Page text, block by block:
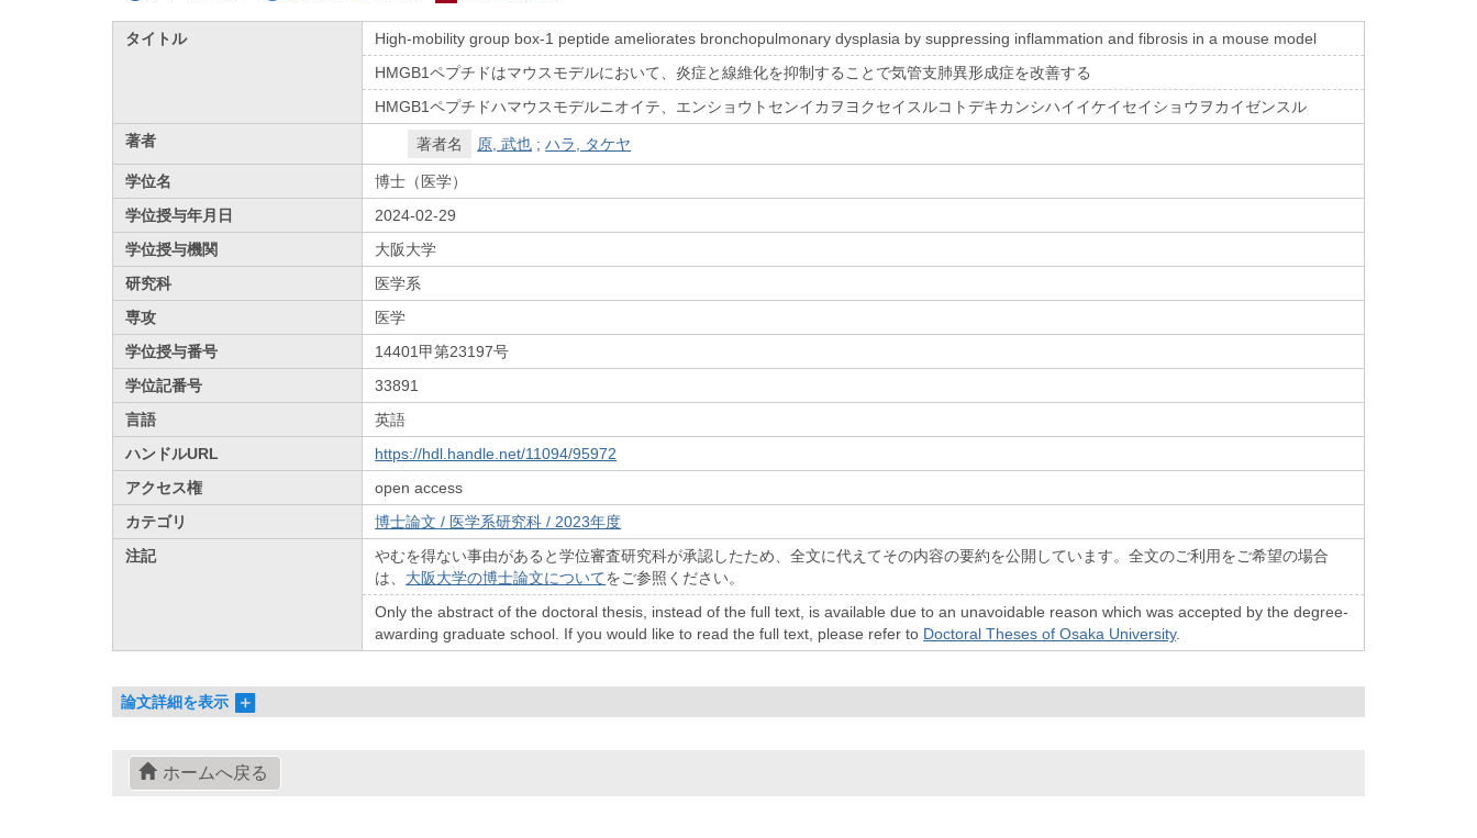
タイトル
High-mobility group box-1 peptide ameliorates bronchopulmonary dysplasia by suppressing inflammation and fibrosis in a mouse model
HMGB1ペプチドはマウスモデルにおいて、炎症と線維化を抑制することで気管支肺異形成症を改善する
HMGB1ペプチドハマウスモデルニオイテ、エンショウトセンイカヲヨクセイスルコトデキカンシハイイケイセイショウヲカイゼンスル
著者
著者名 原, 武也 ;ハラ, タケヤ
学位名
博士（医学）
学位授与年月日
2024-02-29
学位授与機関
大阪大学
研究科
医学系
専攻
医学
学位授与番号
14401甲第23197号
学位記番号
33891
言語
英語
ハンドルURL
https://hdl.handle.net/11094/95972
アクセス権
open access
カテゴリ
博士論文 / 医学系研究科 / 2023年度
注記
やむを得ない事由があると学位審査研究科が承認したため、全文に代えてその内容の要約を公開しています。全文のご利用をご希望の場合
は、 大阪大学の博士論文についてをご参照ください。
Only the abstract of the doctoral thesis, instead of the full text, is available due to an unavoidable reason which was accepted by the degree-
awarding graduate school. If you would like to read the full text, please refer to Doctoral Theses of Osaka University.
論文詳細を表示
ホームへ戻る